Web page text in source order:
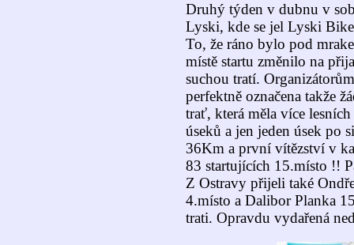
Druhý týden v dubnu v
Lyski, kde se jel Lyski
To, že ráno bylo pod
místě startu změnilo na
suchou tratí.
perfektně označena takže
trať, která měla více
úseků a jen jeden úsek po
36Km a první vítězství v
83 startujících 15.místo !!
Z Ostravy přijeli také
4.místo a Dalibor Planka
trati. Opravdu vydařená